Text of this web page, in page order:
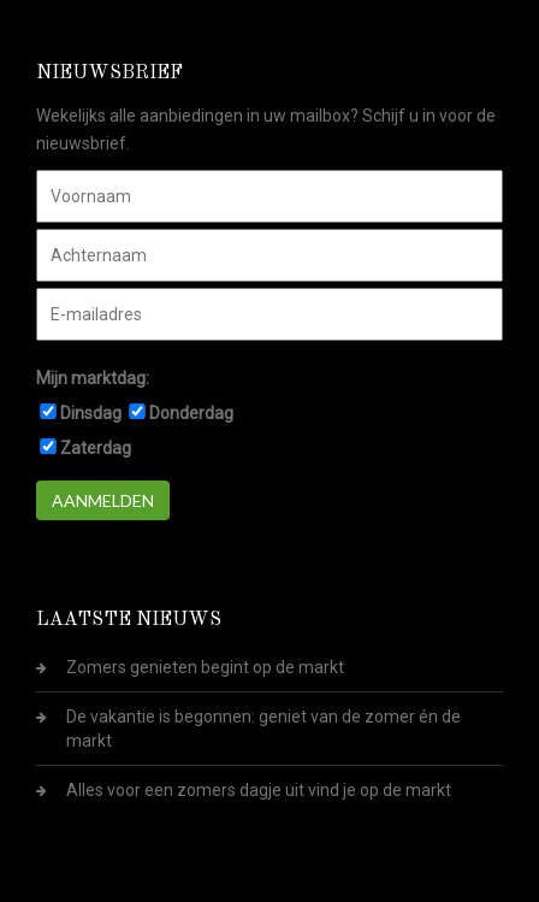
NIEUWSBRIEF
Wekelijks alle aanbiedingen in uw mailbox? Schijf u in voor de
nieuwsbrief.
Mijn marktdag:
Dinsdag
Donderdag
Zaterdag
AANMELDEN
LAATSTE NIEUWS
Zomers genieten begint op de markt
De vakantie is begonnen: geniet van de zomer én de
markt
Alles voor een zomers dagje uit vind je op de markt